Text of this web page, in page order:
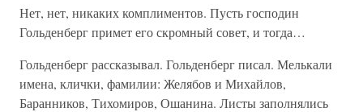
Нет, нет, никаких комплиментов. Пусть господин
Гольденберг примет его скромный совет, и тогда…
Гольденберг рассказывал. Гольденберг писал. Мелькали
имена, клички, фамилии: Желябов и Михайлов,
Баранников, Тихомиров, Ошанина. Листы заполнялись